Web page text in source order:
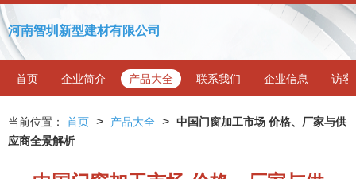
河南智圳新型建材有限公司
首页 企业简介 产品大全 联系我们 企业信息 访客
当前位置： 首页 > 产品大全 > 中国门窗加工市场 价格、厂家与供
应商全景解析